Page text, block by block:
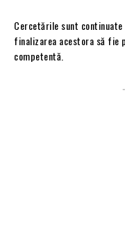
Cercetările sunt
finalizarea acestora să fie
competentă.